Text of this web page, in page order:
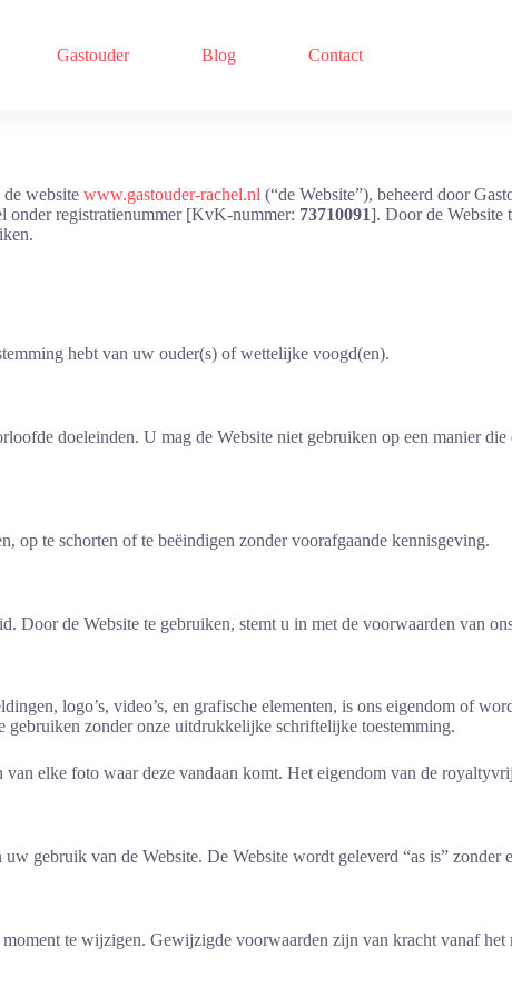
Gastouder Blog Contact
website www.gastouder-rachel.nl (“de Website”), beheerd door
onder registratienummer [KvK-nummer: 73710091]. Door de Website
hebt van uw ouder(s) of wettelijke voogd(en).
doeleinden. U mag de Website niet gebruiken op een manier
op te schorten of te beëindigen zonder voorafgaande kennisgeving.
Door de Website te gebruiken, stemt u in met de voorwaarden van
logo’s, video’s, en grafische elementen, is ons eigendom of
zonder onze uitdrukkelijke schriftelijke toestemming.
elke foto waar deze vandaan komt. Het eigendom van de
gebruik van de Website. De Website wordt geleverd “as is” zonder
te wijzigen. Gewijzigde voorwaarden zijn van kracht vanaf